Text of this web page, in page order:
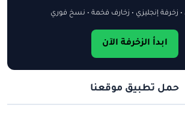
• زخرفة إنجليزي • زخارف فخمة • نسخ فوري
ابدأ الزخرفة الآن
حمل تطبيق موقعنا